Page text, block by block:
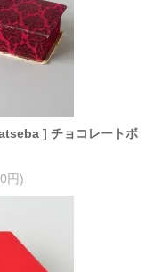
] チョコレートボ
円)